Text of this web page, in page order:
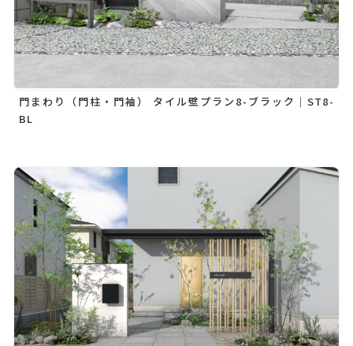
門まわり（門柱・門袖） タイル壁プラン8-ブラック｜ST8-
BL